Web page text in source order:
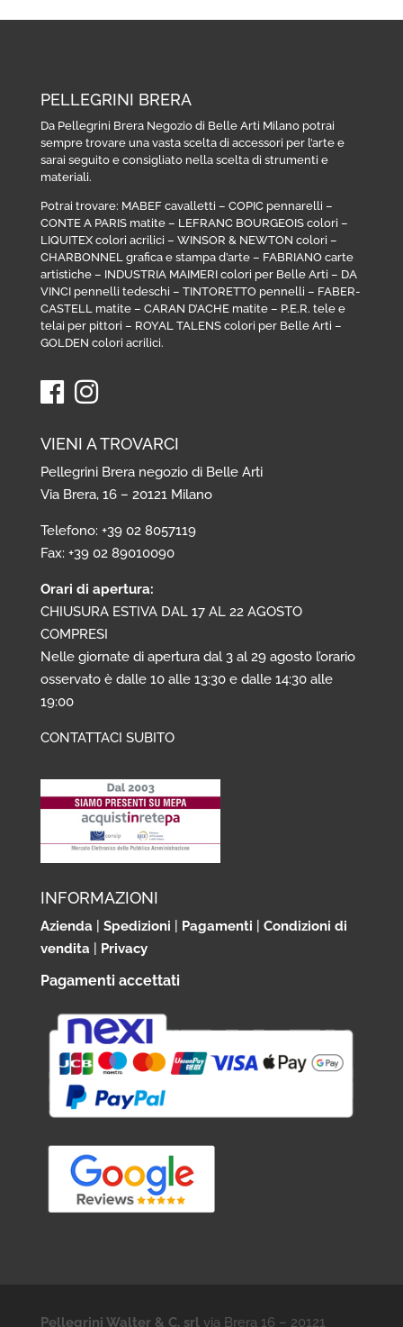
PELLEGRINI BRERA
Da Pellegrini Brera Negozio di Belle Arti Milano potrai
sempre trovare una vasta scelta di accessori per l’arte e
sarai seguito e consigliato nella scelta di strumenti e
materiali.
Potrai trovare: MABEF cavalletti – COPIC pennarelli –
CONTE A PARIS matite– LEFRANC BOURGEOIS colori –
LIQUITEX colori acrilici – WINSOR & NEWTON colori –
CHARBONNEL grafica e stampa d’arte– FABRIANO carte
artistiche– INDUSTRIA MAIMERI colori per Belle Arti – DA
VINCI pennelli tedeschi – TINTORETTO pennelli – FABER-
CASTELL matite– CARAN D’ACHE matite– P.E.R. tele e
telai per pittori – ROYAL TALENS colori per Belle Arti –
GOLDEN colori acrilici.
VIENI A TROVARCI
Pellegrini Brera negozio di Belle Arti
Via Brera, 16 – 20121 Milano
Telefono: +39 02 8057119
Fax: +39 02 89010090
Orari di apertura:
CHIUSURA ESTIVA DAL 17 AL 22 AGOSTO
COMPRESI
Nelle giornate di apertura dal 3 al 29 agosto l’orario
osservato è dalle 10 alle 13:30 e dalle 14:30 alle
19:00
CONTATTACI SUBITO
INFORMAZIONI
Azienda| Spedizioni Pagamenti
Condizioni di
vendita| Privacy
Pagamenti accettati
Pellegrini Walter & C. srlvia Brera 16 – 20121